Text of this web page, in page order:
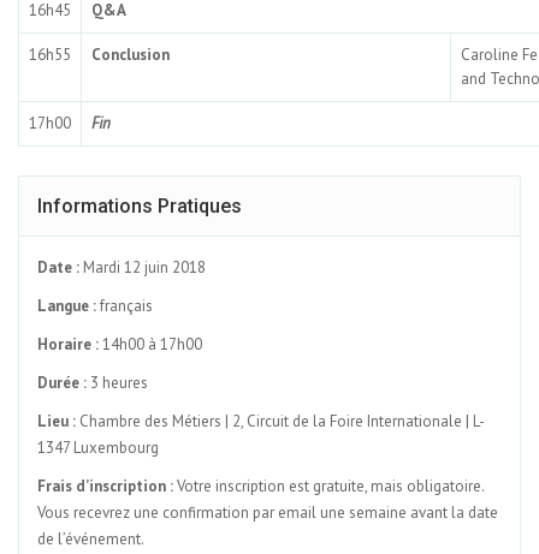
16h45 Q&A
16h55 Conclusion
Caroline
and
17h00 Fin
Informations Pratiques
Date : Mardi 12 juin 2018
Langue :français
Horaire :14h00 à 17h00
Durée : 3 heures
Lieu : Chambre des Métiers | 2, Circuit de la Foire Internationale | L-
1347 Luxembourg
Frais d’inscription :Votre inscription est gratuite, mais obligatoire.
Vous recevrez une confirmation par email une semaine avant la date
de l’événement.